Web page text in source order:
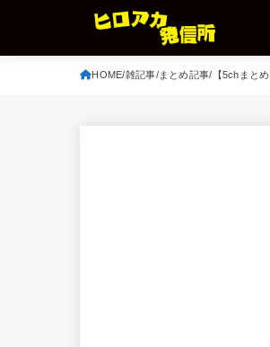
HOME 雑記事 まとめ記事 【5chまと